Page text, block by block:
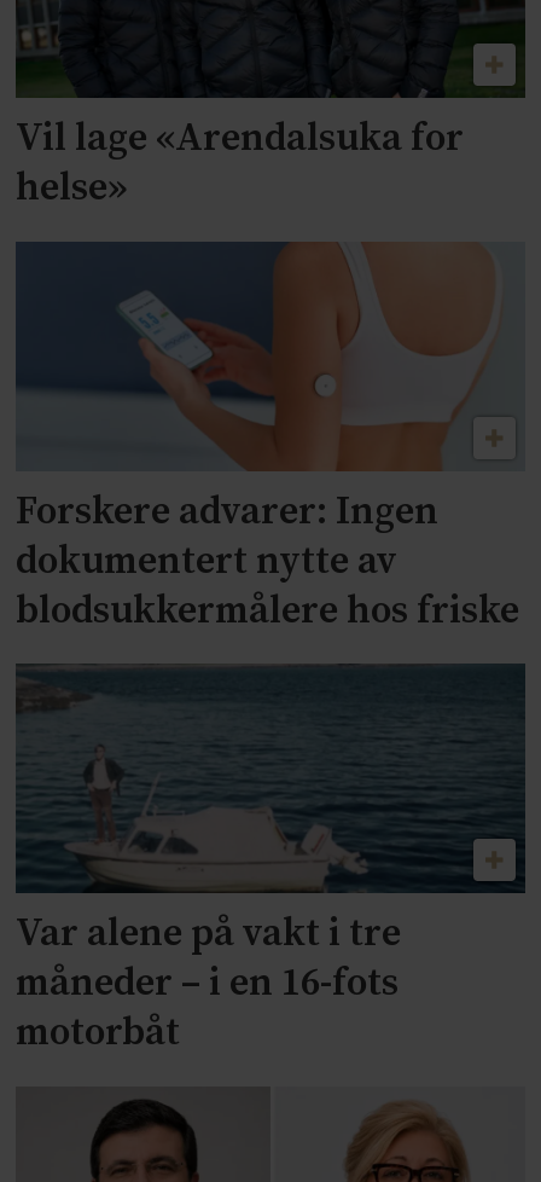
Vil lage «Arendalsuka for
helse»
Forskere advarer: Ingen
dokumentert nytte av
blodsukkermålere hos friske
Var alene på vakt i tre
måneder – i en 16-fots
motorbåt